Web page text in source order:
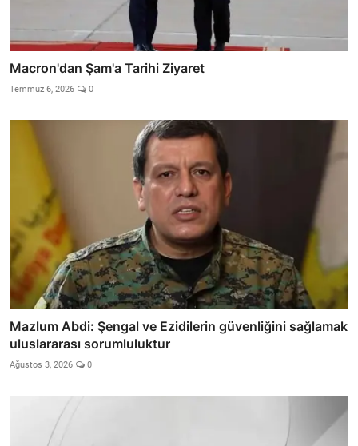
Macron'dan Şam'a Tarihi Ziyaret
Temmuz 6, 2026 0
Mazlum Abdi: Şengal ve Ezidilerin güvenliğini sağlamak
uluslararası sorumluluktur
Ağustos 3, 2026 0